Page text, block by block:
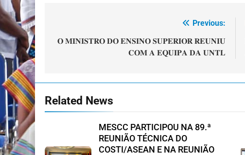
de
Previous:
𝐎 𝐌𝐈𝐍𝐈𝐒𝐓𝐑𝐎 𝐃𝐎 𝐄𝐍𝐒𝐈𝐍𝐎 𝐒𝐔𝐏𝐄𝐑𝐈𝐎𝐑 𝐑𝐄𝐔𝐍𝐈𝐔
𝐂𝐎𝐌 𝐀 𝐄𝐐𝐔𝐈𝐏𝐀 𝐃𝐀 𝐔𝐍𝐓𝐋
Related News
MESCC PARTICIPOU NA 89.ª
REUNIÃO TÉCNICA DO
COSTI/ASEAN E NA REUNIÃO